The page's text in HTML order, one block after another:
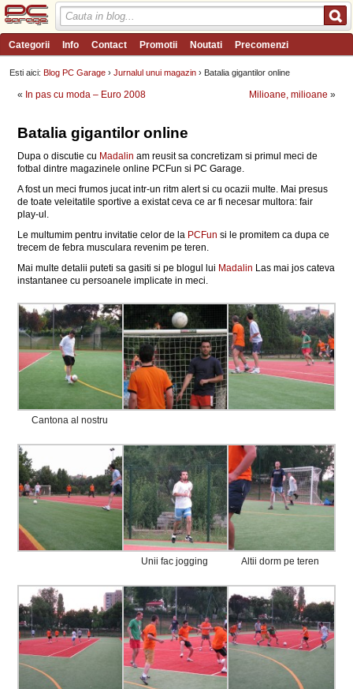
Categorii Info Contact Promotii Noutati Precomenzi
Review-uri Wishlist PC Garage TV Forum Blog Angajari
Esti aici:Blog PC Garage ›Jurnalul unui magazin › Batalia gigantilor online
« In pas cu moda – Euro 2008 Milioane, milioane »
Batalia gigantilor online
Dupa o discutie cu Madalin am reusit sa concretizam si primul meci de
fotbal dintre magazinele online PCFun si PC Garage.
A fost un meci frumos jucat intr-un ritm alert si cu ocazii multe. Mai presus
de toate veleitatile sportive a existat ceva ce ar fi necesar multora: fair
play-ul.
Le multumim pentru invitatie celor de la PCFun si le promitem ca dupa ce
trecem de febra musculara revenim pe teren.
Mai multe detalii puteti sa gasiti si pe blogul lui Madalin Las mai jos cateva
instantanee cu persoanele implicate in meci.
Cantona al nostru
Unii fac jogging Altii dorm pe teren